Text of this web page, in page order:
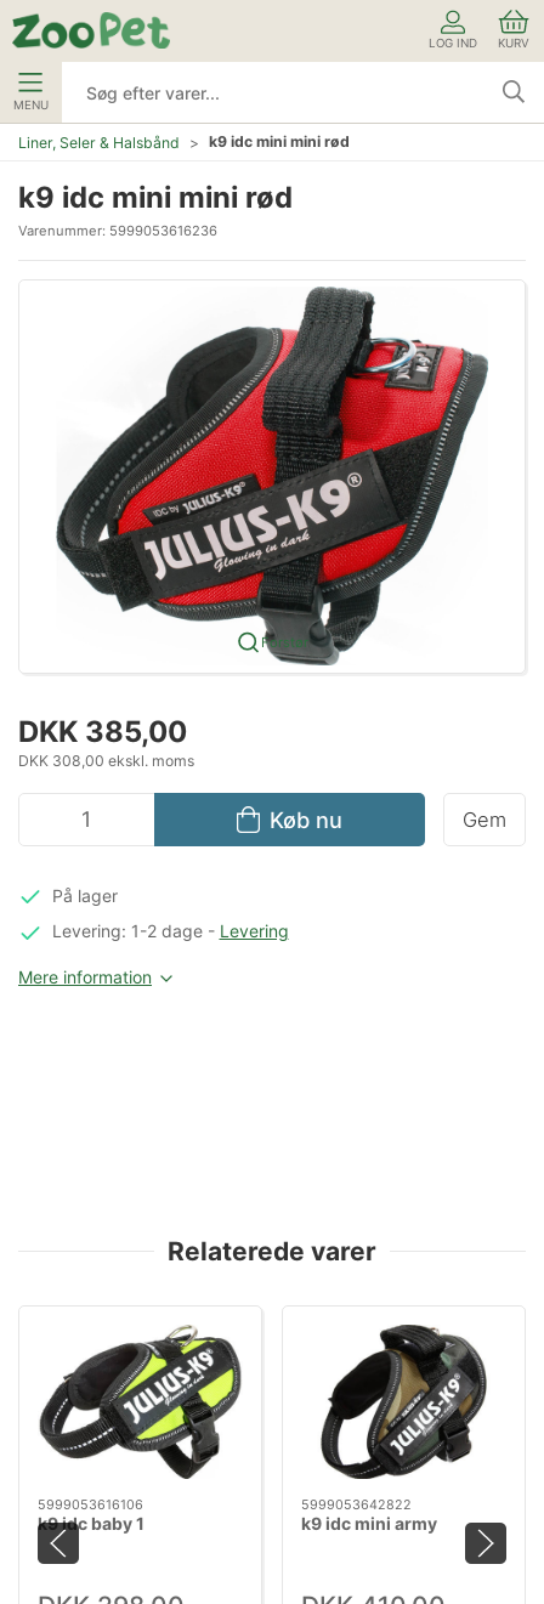
LOG IND KURV
MENU
Liner, Seler & Halsbånd k9 idc mini mini rød
k9 idc mini mini rød
Varenummer: 5999053616236
Forstør
DKK 385,00
DKK 308,00 ekskl. moms
Køb nu Gem
På lager
Levering: 1-2 dage- Levering
Mere information
Relaterede varer
5999053616106
k9 idc baby 1
5999053642822
k9 idc mini army